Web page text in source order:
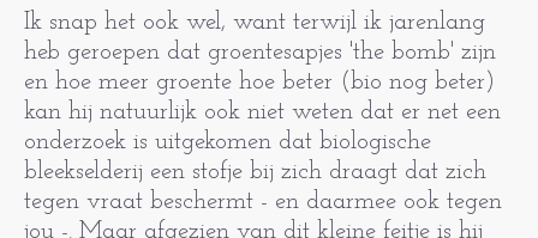
Ik snap het ook wel, want terwijl ik jarenlang
heb geroepen dat groentesapjes 'the bomb' zijn
en hoe meer groente hoe beter (bio nog beter)
kan hij natuurlijk ook niet weten dat er net een
onderzoek is uitgekomen dat biologische
bleekselderij een stofje bij zich draagt dat zich
tegen vraat beschermt - en daarmee ook tegen
jou -. Maar afgezien van dit kleine feitje is hij